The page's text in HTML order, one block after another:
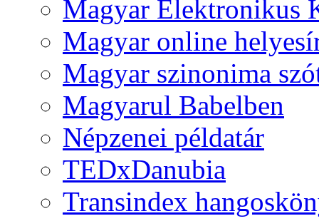
Magyar Elektronikus
Magyar online
Magyar szinonima
Magyarul Babelben
Népzenei példatár
TEDxDanubia
Transindex